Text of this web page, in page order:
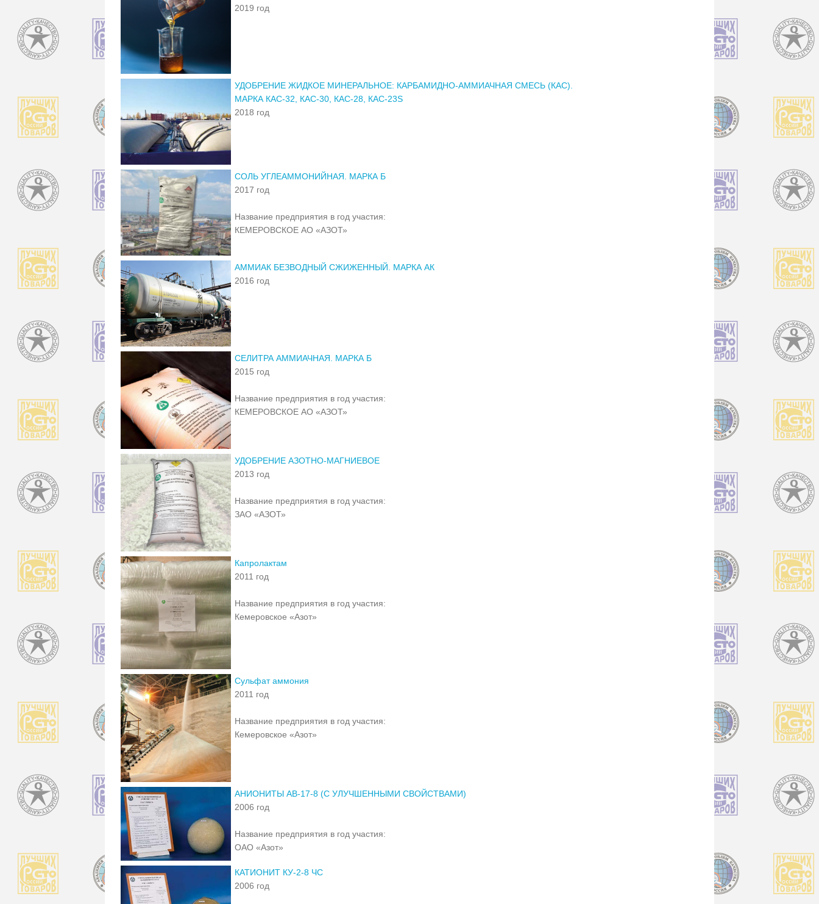
2019 год
УДОБРЕНИЕ ЖИДКОЕ МИНЕРАЛЬНОЕ: КАРБАМИДНО-АММИАЧНАЯ СМЕСЬ (КАС).
МАРКА КАС-32, КАС-30, КАС-28, КАС-23S
2018 год
СОЛЬ УГЛЕАММОНИЙНАЯ. МАРКА Б
2017 год
Название предприятия в год участия:
КЕМЕРОВСКОЕ АО «АЗОТ»
АММИАК БЕЗВОДНЫЙ СЖИЖЕННЫЙ. МАРКА АК
2016 год
СЕЛИТРА АММИАЧНАЯ. МАРКА Б
2015 год
Название предприятия в год участия:
КЕМЕРОВСКОЕ АО «АЗОТ»
УДОБРЕНИЕ АЗОТНО-МАГНИЕВОЕ
2013 год
Название предприятия в год участия:
ЗАО «АЗОТ»
Капролактам
2011 год
Название предприятия в год участия:
Кемеровское «Азот»
Сульфат аммония
2011 год
Название предприятия в год участия:
Кемеровское «Азот»
АНИОНИТЫ АВ-17-8 (С УЛУЧШЕННЫМИ СВОЙСТВАМИ)
2006 год
Название предприятия в год участия:
ОАО «Азот»
КАТИОНИТ КУ-2-8 ЧС
2006 год